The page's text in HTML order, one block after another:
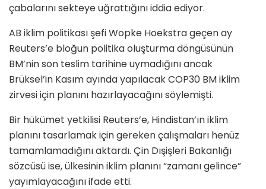
çabalarını sekteye uğrattığını iddia ediyor.
AB iklim politikası şefi Wopke Hoekstra geçen ay
Reuters’e bloğun politika oluşturma döngüsünün
BM’nin son teslim tarihine uymadığını ancak
Brüksel’in Kasım ayında yapılacak COP30 BM iklim
zirvesi için planını hazırlayacağını söylemişti.
Bir hükümet yetkilisi Reuters’e, Hindistan’ın iklim
planını tasarlamak için gereken çalışmaları henüz
tamamlamadığını aktardı. Çin Dışişleri Bakanlığı
sözcüsü ise, ülkesinin iklim planını “zamanı gelince”
yayımlayacağını ifade etti.